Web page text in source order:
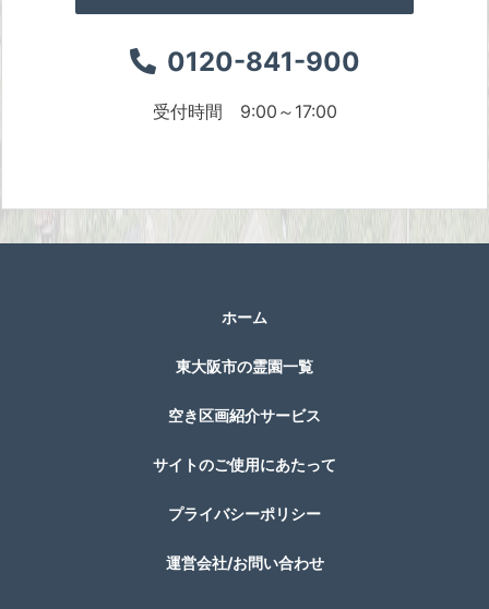
0120-841-900
受付時間 9:00～17:00
ホーム
東大阪市の霊園一覧
空き区画紹介サービス
サイトのご使用にあたって
プライバシーポリシー
運営会社/お問い合わせ